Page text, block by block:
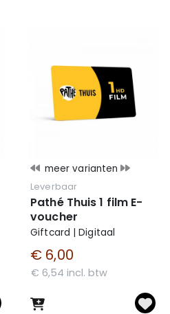
meer varianten
Leverbaar
Pathé Thuis 1 film E-
voucher
Giftcard | Digitaal
€ 6,00
€ 6,54 incl. btw